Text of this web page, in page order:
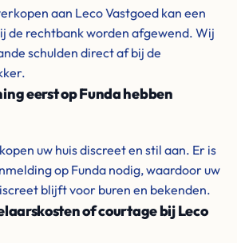
aan Leco Vastgoed kan een
de rechtbank worden afgewend. Wij
schulden direct af bij de
eerst op Funda hebben
uw huis discreet en stil aan. Er is
op Funda nodig, waardoor uw
blijft voor buren en bekenden.
of courtage bij Leco